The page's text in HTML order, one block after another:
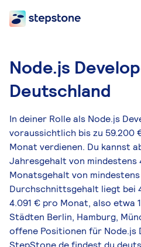
Node.js
Deutschland
In deiner Rolle als Node.js
voraussichtlich bis zu 59.200
Monat verdienen. Du kannst
Jahresgehalt von mindestens
Monatsgehalt von
Durchschnittsgehalt liegt bei
4.091 € pro Monat, also etwa
Städten Berlin, Hamburg,
offene Positionen für Node.js